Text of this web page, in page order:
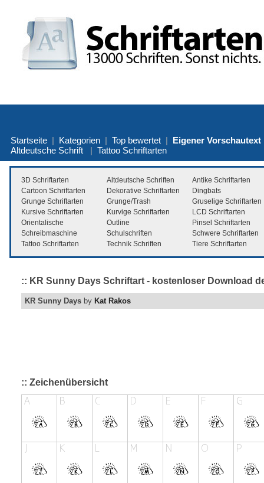
Startseite | Kategorien | Top bewertet | Eigener Vorschautext
Altdeutsche Schrift | Tattoo Schriftarten
3D Schriftarten Altdeutsche Schriften
Antike Schriftarten
Cartoon Schriftarten
Dekorative Schriftarten
Dingbats
Grunge Schriftarten
Grunge/Trash
Gruselige Schriftarten
Kursive Schriftarten
Kurvige Schriftarten
LCD Schriftarten
Orientalische
Outline
Pinsel Schriftarten
Schreibmaschine
Schulschriften
Schwere Schriftarten
Tattoo Schriftarten
Technik Schriften Tiere Schriftarten
:: KR Sunny Days Schriftart - kostenloser Download
KR Sunny Days by Kat Rakos
:: Zeichenübersicht